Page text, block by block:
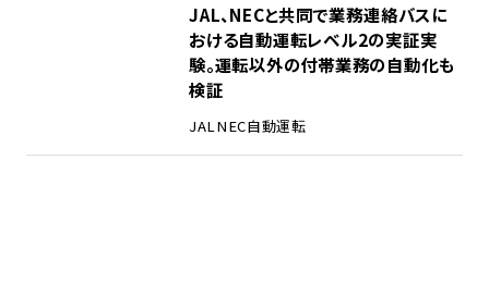
JAL、NECと共同で業務連絡バスに
おける自動運転レベル2の実証実
験。運転以外の付帯業務の自動化も
検証
JALNEC自動運転